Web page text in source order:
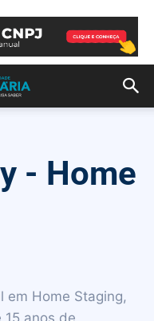
- Home
em Home Staging,
15 anos de